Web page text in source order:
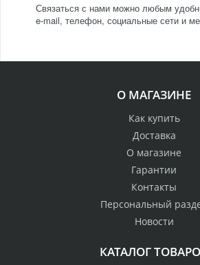
Связаться с нами можно любым
e-mail, телефон, социальные сети и
О МАГАЗИНЕ
Как купить
Доставка
О магазине
Гарантии
Контакты
Персональный
Новости
КАТАЛОГ